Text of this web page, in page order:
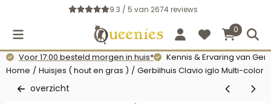
Cookievoorkeuren zijn momenteel gesloten.
9.3 / 5 van 2674reviews
0
Voor 17:00 besteld morgen in huis*
Kennis & Ervaring van
Home / Huisjes ( hout en gras ) / Gerbilhuis Clavio iglo Multi-color
overzicht